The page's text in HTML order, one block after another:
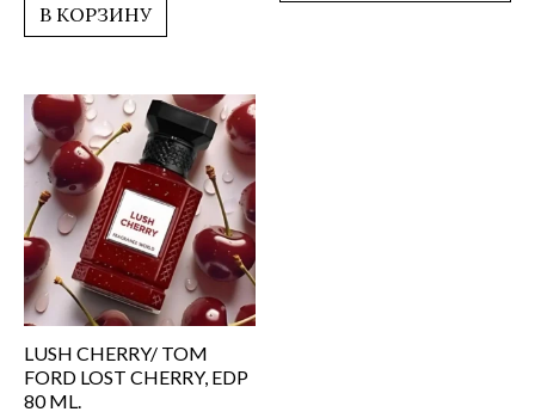
В КОРЗИНУ
LUSH CHERRY/ TOM
FORD LOST CHERRY, EDP
80 ML.